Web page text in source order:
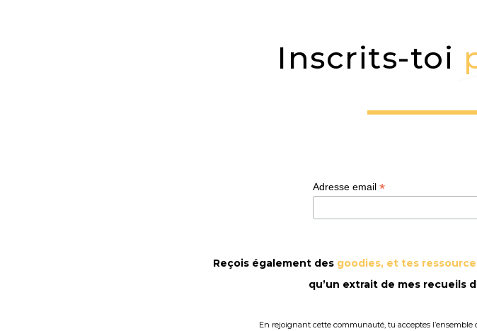
Inscrits-toi
Adresse email *
Reçois également des goodies, et tes
qu’un extrait de mes recueils
En rejoignant cette communauté, tu acceptes